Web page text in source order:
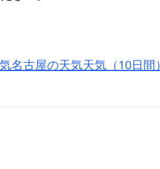
名古屋の天気天気（10日間）